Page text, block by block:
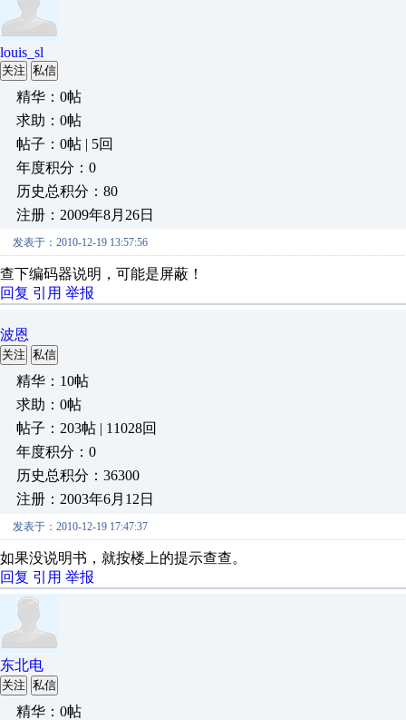
louis_sl
关注 私信
精华：0帖
求助：0帖
帖子：0帖 | 5回
年度积分：0
历史总积分：80
注册：2009年8月26日
发表于：2010-12-19 13:57:56
查下编码器说明，可能是屏蔽！
回复 引用 举报
波恩
关注 私信
精华：10帖
求助：0帖
帖子：203帖 | 11028回
年度积分：0
历史总积分：36300
注册：2003年6月12日
发表于：2010-12-19 17:47:37
如果没说明书，就按楼上的提示查查。
回复 引用 举报
东北电
关注 私信
精华：0帖